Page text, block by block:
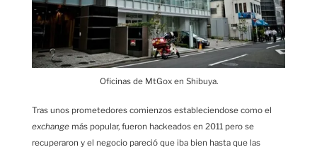
Oficinas de MtGox en Shibuya.
Tras unos prometedores comienzos estableciendose como el
exchange más popular, fueron hackeados en 2011 pero se
recuperaron y el negocio pareció que iba bien hasta que las